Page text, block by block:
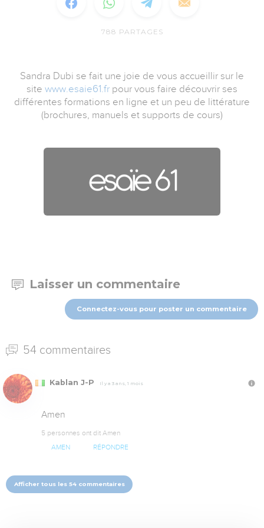
788 PARTAGES
Sandra Dubi se fait une joie de vous accueillir sur le
site www.esaie61.fr pour vous faire découvrir ses
différentes formations en ligne et un peu de littérature
(brochures, manuels et supports de cours)
Laisser un commentaire
Connectez-vous pour poster un commentaire
54 commentaires
Kablan J-P Il y a 3 ans, 1 mois
Amen
5 personnes ont dit Amen
AMEN RÉPONDRE
Afficher tous les 54 commentaires